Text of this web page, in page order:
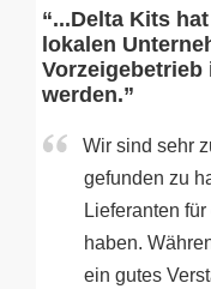
“...Delta Kits
lokalen
werden.”
Wir sind sehr
gefunden zu
Lieferanten
haben.
ein gutes